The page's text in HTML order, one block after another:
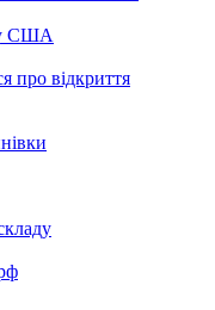
у США
про відкриття